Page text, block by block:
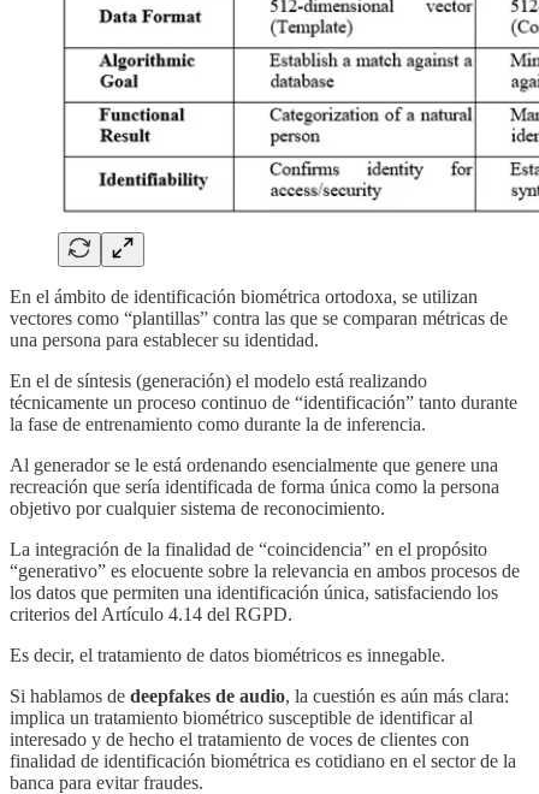
En el ámbito de identificación biométrica ortodoxa, se utilizan
vectores como “plantillas” contra las que se comparan métricas de
una persona para establecer su identidad.
En el de síntesis (generación) el modelo está realizando
técnicamente un proceso continuo de “identificación” tanto durante
la fase de entrenamiento como durante la de inferencia.
Al generador se le está ordenando esencialmente que genere una
recreación que sería identificada de forma única como la persona
objetivo por cualquier sistema de reconocimiento.
La integración de la finalidad de “coincidencia” en el propósito
“generativo” es elocuente sobre la relevancia en ambos procesos de
los datos que permiten una identificación única, satisfaciendo los
criterios del Artículo 4.14 del RGPD.
Es decir, el tratamiento de datos biométricos es innegable.
Si hablamos de deepfakes de audio, la cuestión es aún más clara:
implica un tratamiento biométrico susceptible de identificar al
interesado y de hecho el tratamiento de voces de clientes con
finalidad de identificación biométrica es cotidiano en el sector de la
banca para evitar fraudes.